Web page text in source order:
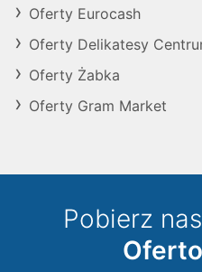
Oferty Eurocash
Oferty Delikatesy
Oferty Żabka
Oferty Gram Market
Pobierz